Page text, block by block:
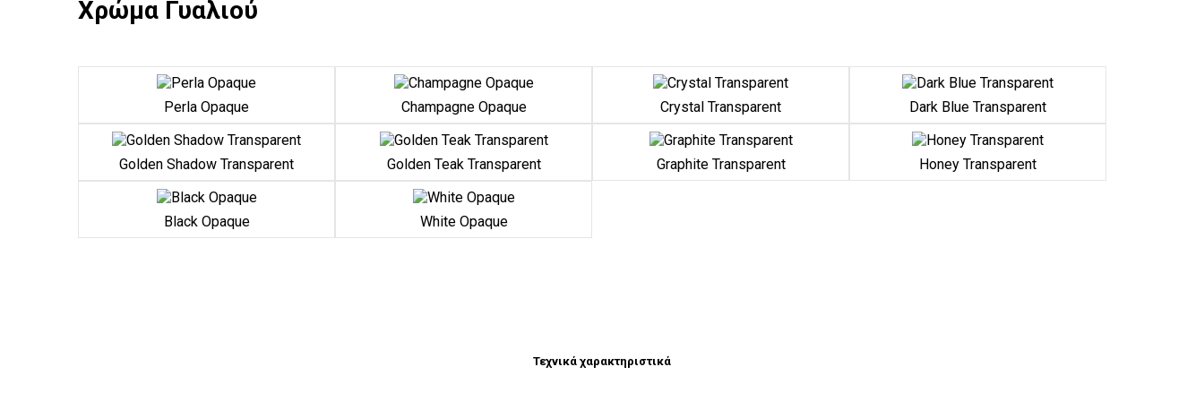
Χρώμα Γυαλιού
Perla Opaque Champagne Opaque Crystal Transparent Dark Blue Transparent
Golden Shadow Transparent Golden Teak Transparent Graphite Transparent Honey Transparent
Black Opaque White Opaque
Τεχνικά χαρακτηριστικά